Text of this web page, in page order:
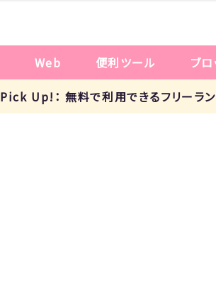
Web 便利ツール ブ
Pick Up!： 無料で利用できるフリーラ